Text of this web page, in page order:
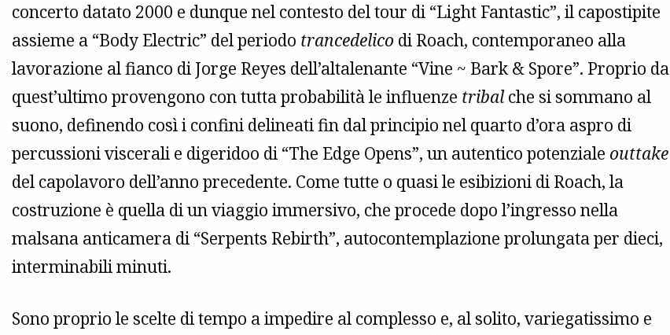
concerto datato 2000 e dunque nel contesto del tour di “Light Fantastic”, il capostipite
assieme a “Body Electric” del periodo trancedelico di Roach, contemporaneo alla
lavorazione al fianco di Jorge Reyes dell’altalenante “Vine ~ Bark & Spore”. Proprio da
quest’ultimo provengono con tutta probabilità le influenze tribalche si sommano al
suono, definendo così i confini delineati fin dal principio nel quarto d’ora aspro di
percussioni viscerali e digeridoo di “The Edge Opens”, un autentico potenziale outtake
del capolavoro dell’anno precedente. Come tutte o quasi le esibizioni di Roach, la
costruzione è quella di un viaggio immersivo, che procede dopo l’ingresso nella
malsana anticamera di “Serpents Rebirth”, autocontemplazione prolungata per dieci,
interminabili minuti.
Sono proprio le scelte di tempo a impedire al complesso e, al solito, variegatissimo e